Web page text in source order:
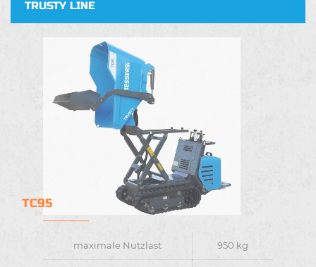
TRUSTY LINE
TC95
maximale Nutzlast 950 kg